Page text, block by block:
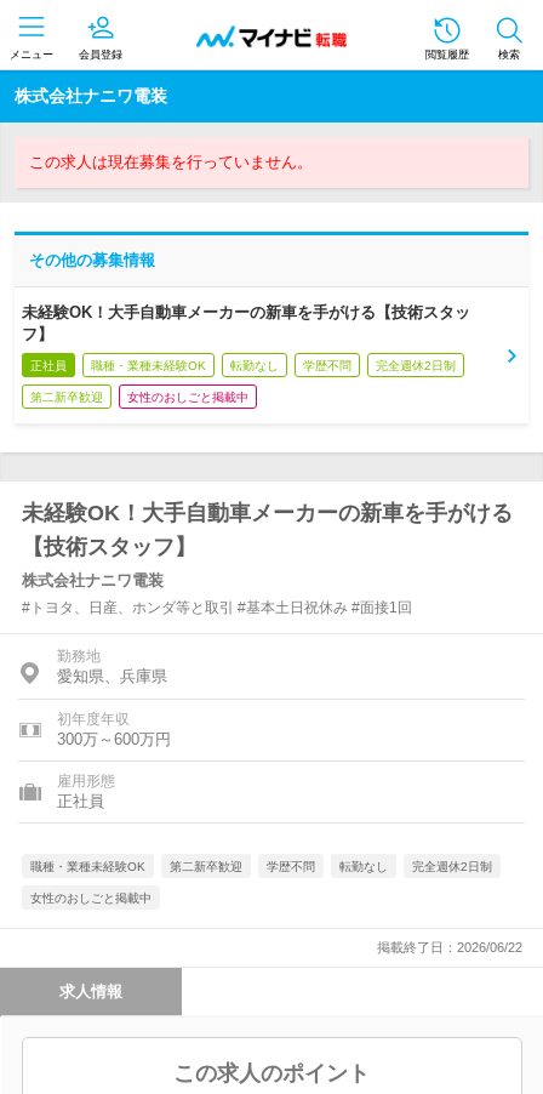
メニュー 会員登録 閲覧履歴 検索
株式会社ナニワ電装
この求人は現在募集を行っていません。
その他の募集情報
未経験OK！大手自動車メーカーの新車を手がける【技術スタッ
フ】
正社員 職種・業種未経験OK 転勤なし 学歴不問 完全週休2日制
第二新卒歓迎 女性のおしごと掲載中
未経験OK！大手自動車メーカーの新車を手がける
【技術スタッフ】
株式会社ナニワ電装
#トヨタ、日産、ホンダ等と取引 #基本土日祝休み #面接1回
勤務地
愛知県、兵庫県
初年度年収
300万～600万円
雇用形態
正社員
職種・業種未経験OK 第二新卒歓迎 学歴不問 転勤なし 完全週休2日制
女性のおしごと掲載中
掲載終了日：2026/06/22
求人情報
この求人のポイント